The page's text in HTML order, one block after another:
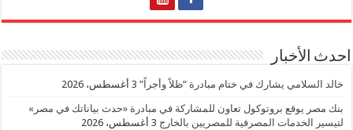
احدث الأخبار
خالد السلامي يشارك في ختام مبادرة “ظلاً وأجراً” 3 أغسطس، 2026
بنك مصر يوقع بروتوكول تعاون للمشاركة في مبادرة «حدث بياناتك في مصر»
لتيسير الخدمات المصرفية للمصريين بالخارج 3 أغسطس، 2026